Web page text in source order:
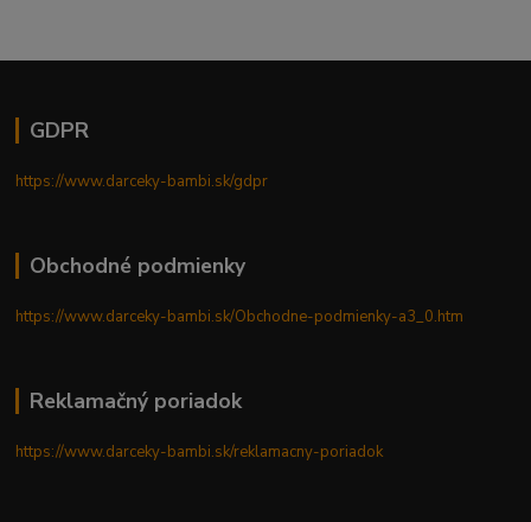
GDPR
https://www.darceky-bambi.sk/gdpr
Obchodné podmienky
https://www.darceky-bambi.sk/Obchodne-podmienky-a3_0.htm
Reklamačný poriadok
https://www.darceky-bambi.sk/reklamacny-poriadok